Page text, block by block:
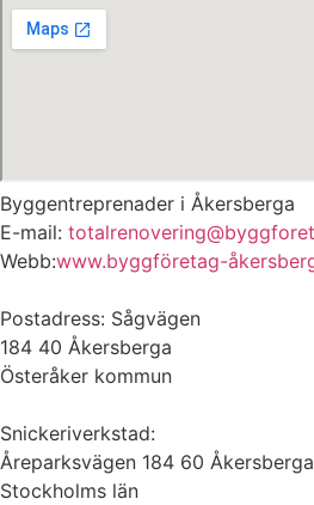
Byggentreprenader i Åkersberga
E-mail:
Webb:www.byggföretag-
Postadress: Sågvägen
184 40 Åkersberga
Österåker kommun
Snickeriverkstad:
Åreparksvägen 184 60 Åkersberga
Stockholms län